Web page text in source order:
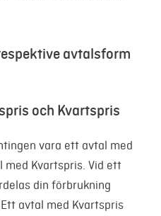
avtalsform
och Kvartspris
vara ett avtal med
med Kvartspris. Vid ett
din förbrukning
avtal med Kvartspris